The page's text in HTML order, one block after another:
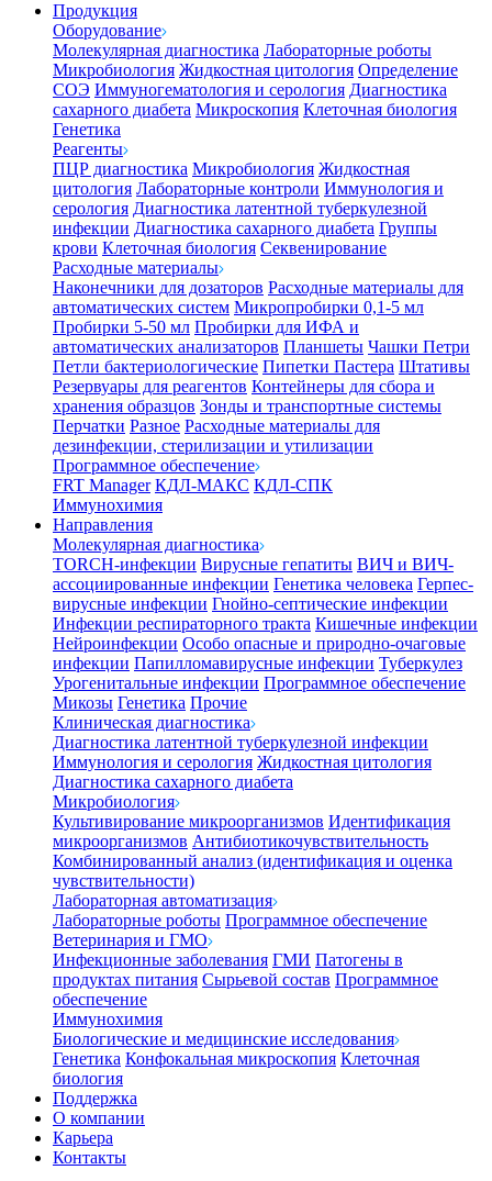
Продукция
Оборудование
Молекулярная диагностика Лабораторные роботы
Микробиология Жидкостная цитология Определение
СОЭ Иммуногематология и серология Диагностика
сахарного диабета Микроскопия Клеточная биология
Генетика
Реагенты
ПЦР диагностика Микробиология Жидкостная
цитология Лабораторные контроли Иммунология и
серология Диагностика латентной туберкулезной
инфекции Диагностика сахарного диабета Группы
крови Клеточная биология Секвенирование
Расходные материалы
Наконечники для дозаторов Расходные материалы для
автоматических систем Микропробирки 0,1-5 мл
Пробирки 5-50 мл Пробирки для ИФА и
автоматических анализаторов Планшеты Чашки Петри
Петли бактериологические Пипетки Пастера Штативы
Резервуары для реагентов Контейнеры для сбора и
хранения образцов Зонды и транспортные системы
Перчатки Разное Расходные материалы для
дезинфекции, стерилизации и утилизации
Программное обеспечение
FRT Manager КДЛ-МАКС КДЛ-СПК
Иммунохимия
Направления
Молекулярная диагностика
TORCH-инфекции Вирусные гепатиты ВИЧ и ВИЧ-
ассоциированные инфекции Генетика человека Герпес-
вирусные инфекции Гнойно-септические инфекции
Инфекции респираторного тракта Кишечные инфекции
Нейроинфекции Особо опасные и природно-очаговые
инфекции Папилломавирусные инфекции Туберкулез
Урогенитальные инфекции Программное обеспечение
Микозы Генетика Прочие
Клиническая диагностика
Диагностика латентной туберкулезной инфекции
Иммунология и серология Жидкостная цитология
Диагностика сахарного диабета
Микробиология
Культивирование микроорганизмов Идентификация
микроорганизмов Антибиотикочувствительность
Комбинированный анализ (идентификация и оценка
чувствительности)
Лабораторная автоматизация
Лабораторные роботы Программное обеспечение
Ветеринария и ГМО
Инфекционные заболевания ГМИ Патогены в
продуктах питания Сырьевой состав Программное
обеспечение
Иммунохимия
Биологические и медицинские исследования
Генетика Конфокальная микроскопия Клеточная
биология
Поддержка
О компании
Карьера
Контакты